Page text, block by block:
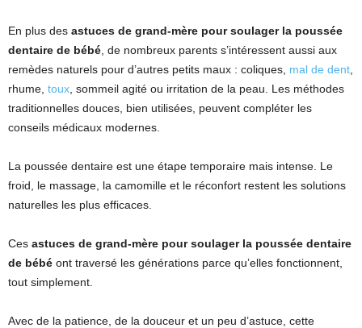
En plus des astuces de grand-mère pour soulager la poussée
dentaire de bébé , de nombreux parents s’intéressent aussi aux
remèdes naturels pour d’autres petits maux : coliques, mal de dent
rhume, toux , sommeil agité ou irritation de la peau. Les méthodes
traditionnelles douces, bien utilisées, peuvent compléter les
conseils médicaux modernes.
La poussée dentaire est une étape temporaire mais intense. Le
froid, le massage, la camomille et le réconfort restent les solutions
naturelles les plus efficaces.
Ces astuces de grand-mère pour soulager la poussée dentaire
de bébé ont traversé les générations parce qu’elles fonctionnent,
tout simplement.
Avec de la patience, de la douceur et un peu d’astuce, cette